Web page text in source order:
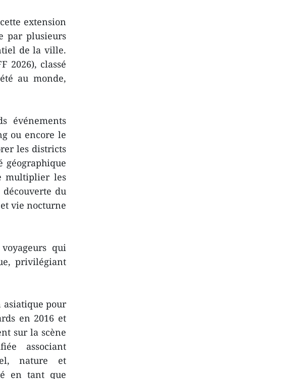
extension
par plusieurs
de la ville.
2026), classé
au monde,
événements
ou encore le
les districts
géographique
multiplier les
du
vie nocturne
qui
privilégiant
asiatique pour
en 2016 et
sur la scène
associant
nature et
en tant que